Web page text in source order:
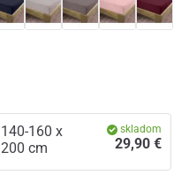
140-160 x
200 cm
skladom
29,90 €